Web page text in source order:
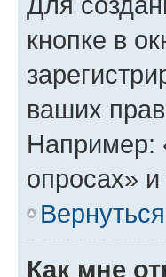
кнопке в
ваших
Например:
опросах» и
Как мне